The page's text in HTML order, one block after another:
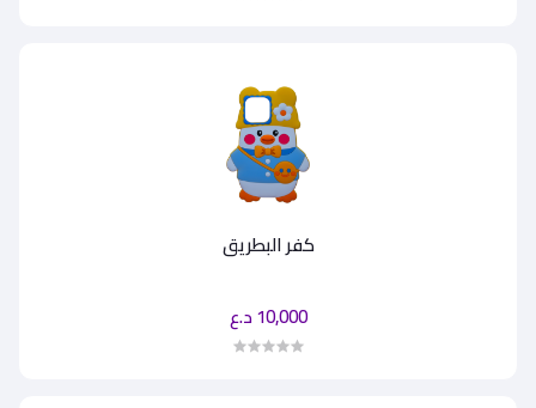
كفر البطريق
10,000 د.ع